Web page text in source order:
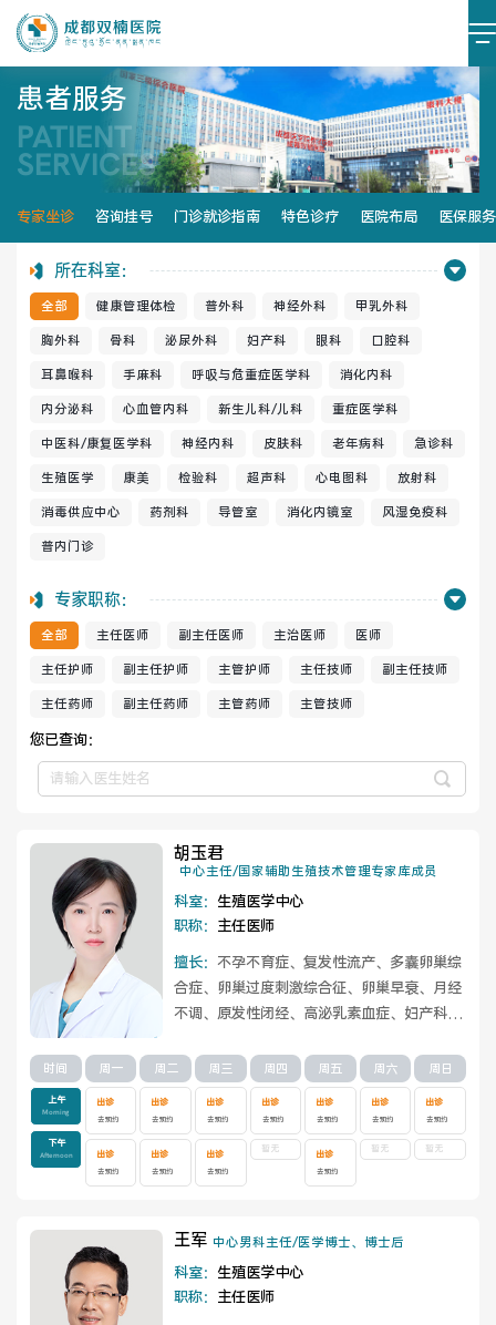
医院简介 医院文化
设施设备 环境照片
大事记
党建阵地 党建动态
榜样力量 学习资料
健康管理体检
非手术科室
医技科室
专家团队
专家坐诊
门诊就诊指南 特色诊疗
医院布局 医保服务
出/入院服务 健康科普
意见建议 特殊人群服务
媒体报道
公示公告
患者服务
PATIENT
SERVICES
专家坐诊 咨询挂号 门诊就诊指南 特色诊疗 医院布局 医保服务
所在科室：
全部 健康管理体检 普外科 神经外科 甲乳外科
胸外科 骨科 泌尿外科 妇产科 眼科 口腔科
耳鼻喉科 手麻科 呼吸与危重症医学科 消化内科
内分泌科 心血管内科 新生儿科/儿科 重症医学科
中医科/康复医学科 神经内科 皮肤科 老年病科 急诊科
生殖医学 康美 检验科 超声科 心电图科 放射科
消毒供应中心 药剂科 导管室 消化内镜室 风湿免疫科
普内门诊
专家职称：
全部 主任医师 副主任医师 主治医师 医师
主任护师 副主任护师 主管护师 主任技师 副主任技师
主任药师 副主任药师 主管药师 主管技师
您已查询：
胡玉君
中心主任/国家辅助生殖技术管理专家库成员
科室： 生殖医学中心
职称： 主任医师
擅长： 不孕不育症、复发性流产、多囊卵巢综
合症、卵巢过度刺激综合征、卵巢早衰、月经
不调、原发性闭经、高泌乳素血症、妇产科常
查看详情
时间
上午
Morning
下午
Afternoon
周一
出诊
去预约
出诊
去预约
周二
出诊
去预约
出诊
去预约
周三
出诊
去预约
出诊
去预约
周四
出诊
去预约
暂无
周五
出诊
去预约
出诊
去预约
周六
出诊
去预约
暂无
周日
出诊
去预约
暂无
王军 中心男科主任/医学博士、博士后
科室： 生殖医学中心
职称： 主任医师